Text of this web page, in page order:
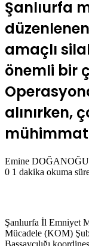
Şanlıurfa
amaçlı
önemli bir
alınırken,
Emine
0 1 dakika okuma
Şanlıurfa İl Emniyet
Mücadele (KOM)
Başsavcılığı